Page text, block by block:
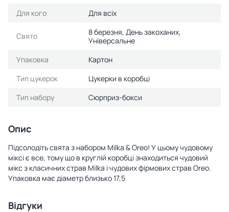
Для кого
Для всіх
Свято
8 березня, День закоханих,
Універсальне
Упаковка
Картон
Тип цукерок
Цукерки в коробці
Тип набору
Сюрприз-бокси
Опис
Підсолодіть свята з набором Milka & Oreo! У цьому чудовому
міксі є все, тому що в круглій коробці знаходиться чудовий
мікс з класичних страв Milka і чудових фірмових страв Oreo.
Упаковка має діаметр близько 17,5
Відгуки